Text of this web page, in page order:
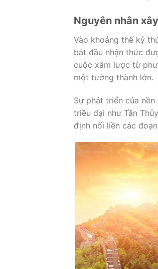
Nguyên nhân
Vào khoảng thế kỷ
bắt đầu nhận thức
cuộc xâm lược từ
một tường thành lớn.
Sự phát triển của
triều đại như Tần
định nối liền các